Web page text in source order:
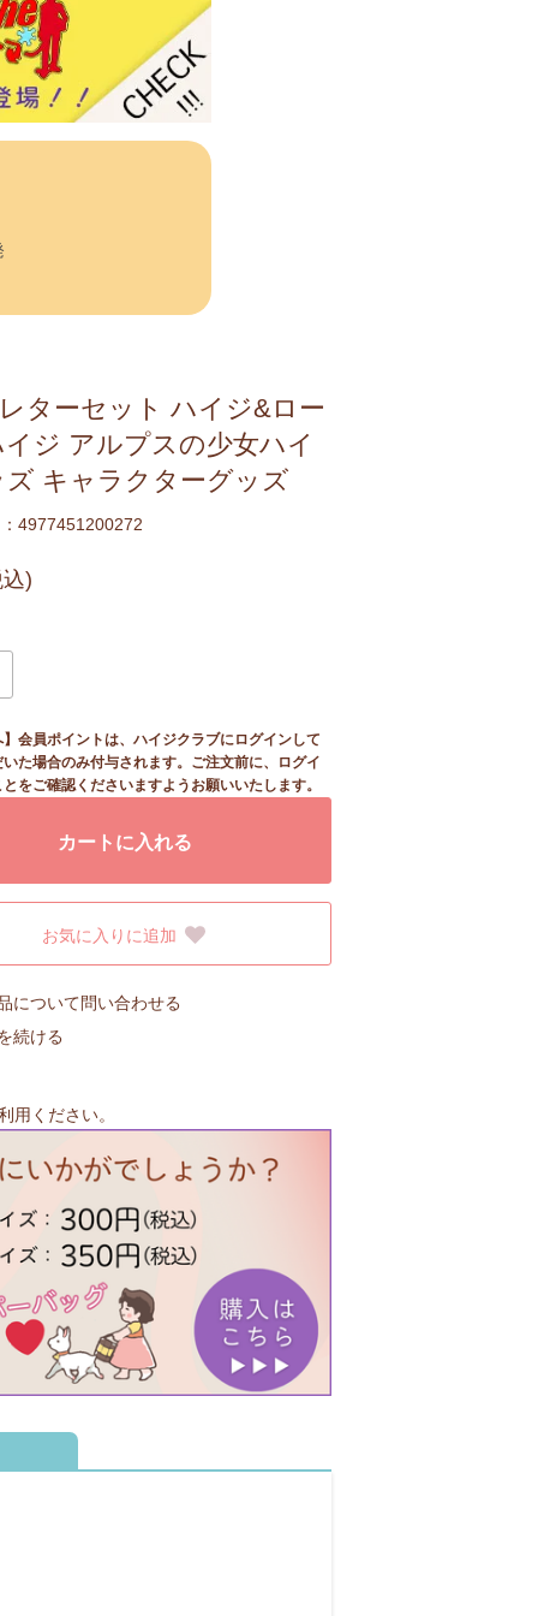
ターセット ハイジ&ロー
ジ アルプスの少女ハイ
キャラクターグッズ
4977451200272
)
会員ポイントは、ハイジクラブにログインして
た場合のみ付与されます。ご注文前に、ログイ
をご確認くださいますようお願いいたします。
カートに入れる
お気に入りに追加
について問い合わせる
続ける
ください。